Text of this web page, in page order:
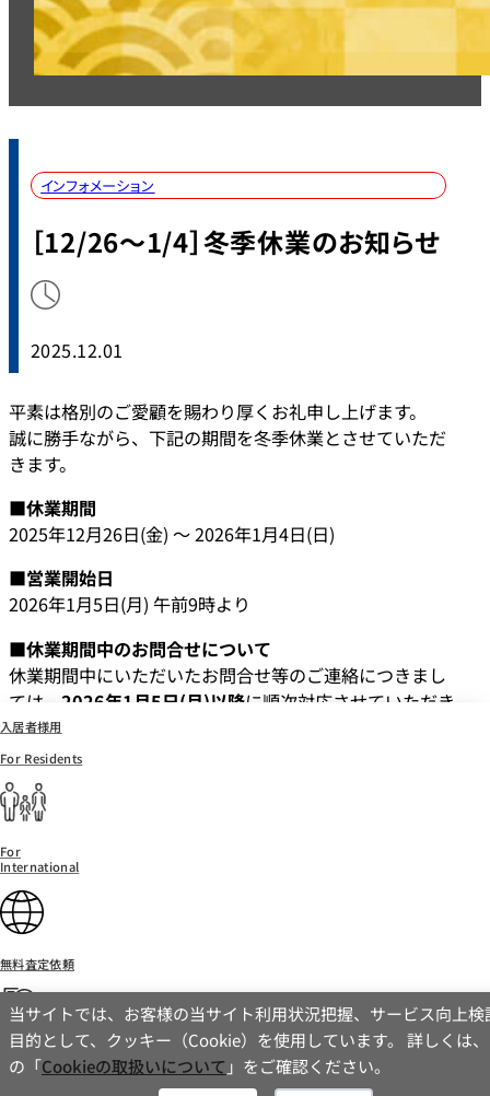
当サイトでは、お客様の当サイト利用状況把握、サービス向上検
目的として、クッキー（Cookie）を使用しています。 詳しくは
の「Cookieの取扱いについて 」をご確認ください。
入居者様用
For Residents
For
International
無料査定依頼
お問い合わせ
インフォメーション
［12/26～1/4］冬季休業のお知らせ
2025.12.01
平素は格別のご愛顧を賜わり厚くお礼申し上げます。
誠に勝手ながら、下記の期間を冬季休業とさせていただ
きます。
■休業期間
2025年12月26日(金) ～ 2026年1月4日(日)
■営業開始日
2026年1月5日(月) 午前9時より
■休業期間中のお問合せについて
休業期間中にいただいたお問合せ等のご連絡につきまし
ては、 2026年1月5日(月)以降に順次対応させていただき
ます。
お客様にはご不便をおかけいたしますが、何卒ご理解賜
りますようお願い申し上げます。
→お問い合わせはコチラ
【その他、ご相談・お問い合わせ
→お問い合わせはコチラ